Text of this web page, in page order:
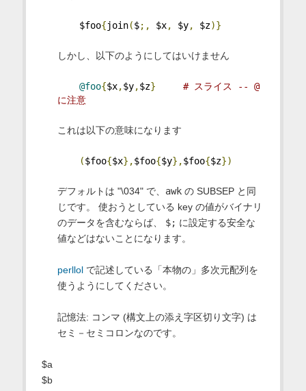
$foo{join($;, $x, $y, $z)}
しかし、以下のようにしてはいけません
@foo{$x,$y,$z}
# スライス -- @
に注意
これは以下の意味になります
($foo{$x},$foo{$y},$foo{$z})
デフォルトは "\034" で、 awkの SUBSEP と同
じです。 使おうとしている key の値がバイナリ
のデータを含むならば、 $; に設定する安全な
値などはないことになります。
perllolで記述している「本物の」多次元配列を
使うようにしてください。
記憶法: コンマ (構文上の添え字区切り文字) は
セミ－セミコロンなのです。
$a
$b